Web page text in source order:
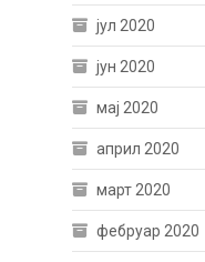
јул 2020
јун 2020
мај 2020
април 2020
март 2020
фебруар 2020